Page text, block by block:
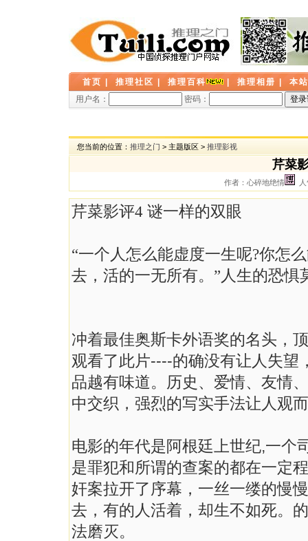
首页 推理社区 推理百科 推理相册
本
用户名：
密码：
您当前的位置： 推理之门 > 主题版区 > 推理影视
芹菜
作者：心碎地绝情 人
芹菜影评4 谜一样的双眼
“一个人怎么能虚度一生呢?你怎
去，活的一无所有。”人生的恐惧
冲着最佳奥斯卡外语奖的名头，
观看了此片----的确没有让人失望
品越有味道。历史、爱情、友情
中交织，强烈的写实手法让人观
电影的年代是阿根廷上世纪,一个
是罪犯和所谓的查案的都在一定
奸案拉开了序幕，一丝一缕的慢
去，有的人活着，却生不如死。
法磨灭。